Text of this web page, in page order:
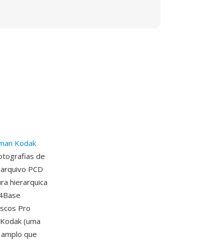
Kodak
de
PCD
hierarquica
Pro
(uma
que